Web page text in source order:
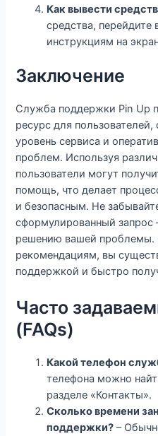
Как вывести
средства, перейдите
инструкциям на
Заключение
Служба поддержки Pin Up
ресурс для
уровень сервиса и
проблем. Используя
пользователи могут
помощь, что делает
и безопасным. Не
сформулированный
решению вашей проблемы.
рекомендациям, вы
поддержкой и быстро
Часто
(FAQs)
Какой телефон
телефона можно
разделе «Контакты».
Сколько времени
поддержки? –